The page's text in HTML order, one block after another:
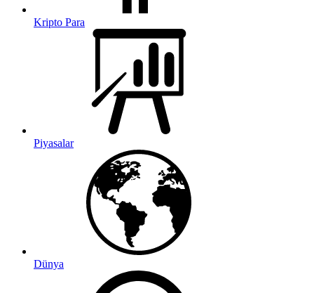
Kripto Para
Piyasalar
Dünya